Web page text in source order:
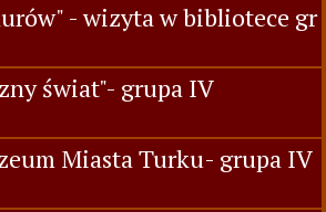
- wizyta w bibliotece gr
świat"- grupa IV
Miasta Turku- grupa IV